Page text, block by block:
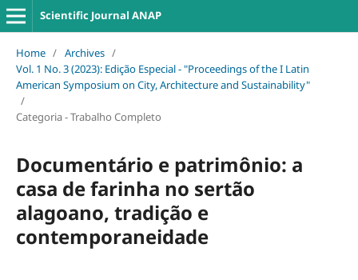
Scientific Journal ANAP
Home / Archives /
Vol. 1 No. 3 (2023): Edição Especial - "Proceedings of the I Latin
American Symposium on City, Architecture and Sustainability"
/
Categoria - Trabalho Completo
Documentário e patrimônio: a
casa de farinha no sertão
alagoano, tradição e
contemporaneidade